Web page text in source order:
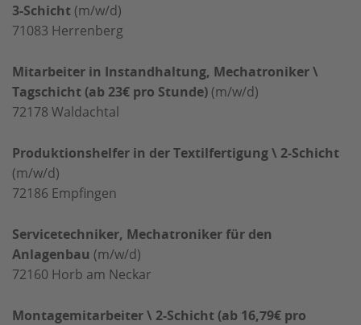
3-Schicht (m/w/d)
71083 Herrenberg
Mitarbeiter in Instandhaltung, Mechatroniker \
Tagschicht (ab 23€ pro Stunde) (m/w/d)
72178 Waldachtal
Produktionshelfer in der Textilfertigung \ 2-Schicht
(m/w/d)
72186 Empfingen
Servicetechniker, Mechatroniker für den
Anlagenbau (m/w/d)
72160 Horb am Neckar
Montagemitarbeiter \ 2-Schicht (ab 16,79€ pro